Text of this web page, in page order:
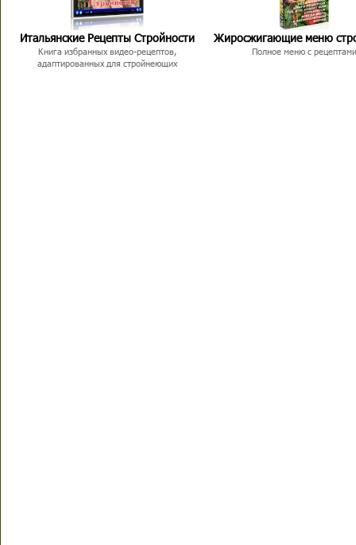
Итальянские Рецепты Стройности
Книга избранных видео-рецептов,
адаптированных для стройнеющих
Жиросжигающие меню
Полное меню с рецептами